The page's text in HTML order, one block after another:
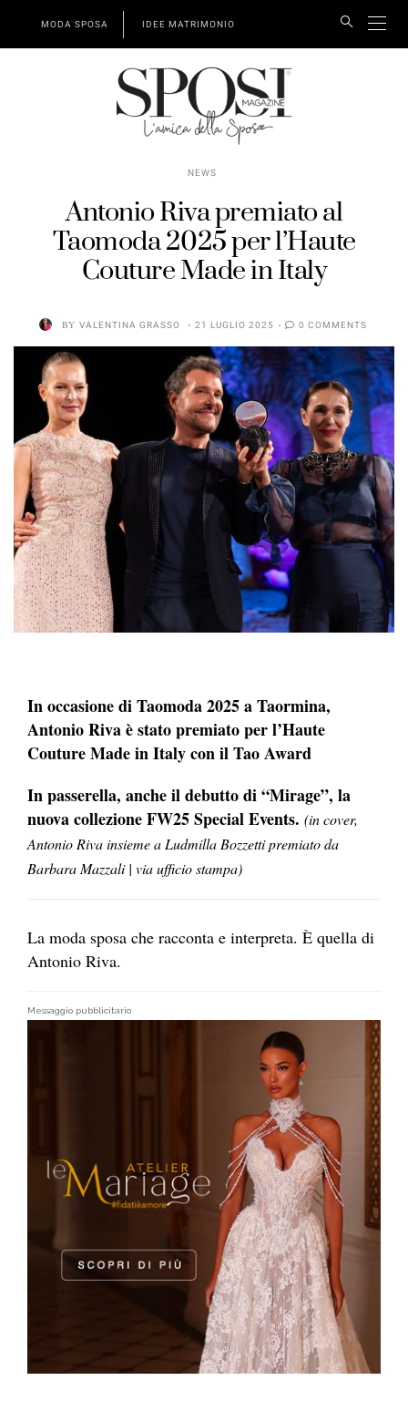
MODA SPOSA IDEE MATRIMONIO
NEWS
Antonio Riva premiato al
Taomoda 2025 per l’Haute
Couture Made in Italy
BY VALENTINA GRASSO 21 LUGLIO 2025 0 COMMENTS
In occasione di Taomoda 2025 a Taormina,
Antonio Riva è stato premiato per l’Haute
Couture Made in Italy con il Tao Award
In passerella, anche il debutto di “Mirage”, la
nuova collezione FW25 Special Events. (in cover,
Antonio Riva insieme a Ludmilla Bozzetti premiato da
Barbara Mazzali | via ufficio stampa)
La moda sposa che racconta e interpreta. È quella di
Antonio Riva.
Messaggio pubblicitario